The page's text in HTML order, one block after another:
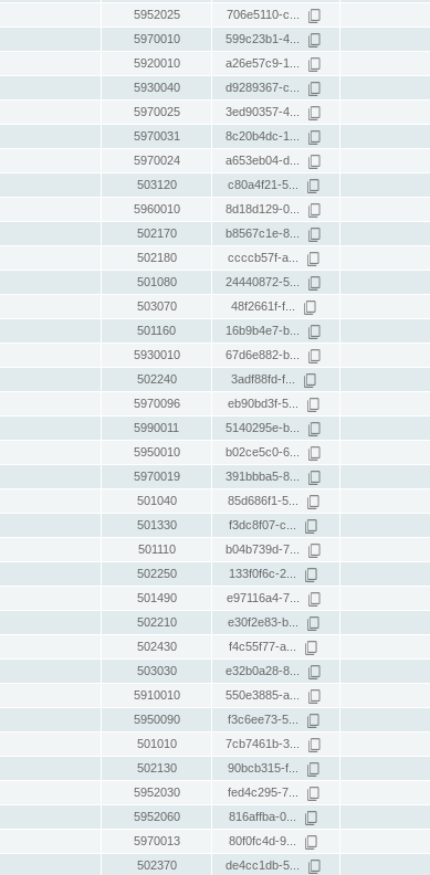
5952025 706e5110-c...
5970010 599c23b1-4...
5920010 a26e57c9-1...
5930040 d9289367-c...
5970025 3ed90357-4...
5970031 8c20b4dc-1...
5970024 a653eb04-d...
503120 c80a4f21-5...
5960010 8d18d129-0...
502170 b8567c1e-8...
502180 ccccb57f-a...
501080 24440872-5...
503070 48f2661f-f...
501160 16b9b4e7-b...
5930010 67d6e882-b...
502240 3adf88fd-f...
5970096 eb90bd3f-5...
5990011 5140295e-b...
5950010 b02ce5c0-6...
5970019 391bbba5-8...
501040 85d686f1-5...
501330 f3dc8f07-c...
501110 b04b739d-7...
502250 133f0f6c-2...
501490 e97116a4-7...
502210 e30f2e83-b...
502430 f4c55f77-a...
503030 e32b0a28-8...
5910010 550e3885-a...
5950090 f3c6ee73-5...
501010 7cb7461b-3...
502130 90bcb315-f...
5952030 fed4c295-7...
5952060 816affba-0...
5970013 80f0fc4d-9...
502370 de4cc1db-5...